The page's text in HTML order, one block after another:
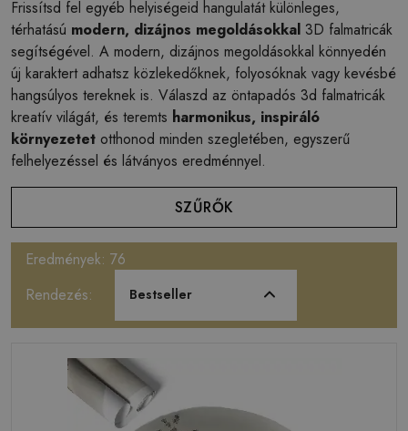
Frissítsd fel egyéb helyiségeid hangulatát különleges,
térhatású modern, dizájnos megoldásokkal 3D falmatricák
segítségével. A modern, dizájnos megoldásokkal könnyedén
új karaktert adhatsz közlekedőknek, folyosóknak vagy kevésbé
hangsúlyos tereknek is. Válaszd az öntapadós 3d falmatricák
kreatív világát, és teremts harmonikus, inspiráló
környezetet otthonod minden szegletében, egyszerű
felhelyezéssel és látványos eredménnyel.
SZŰRŐK
Eredmények: 76
Rendezés:
Bestseller